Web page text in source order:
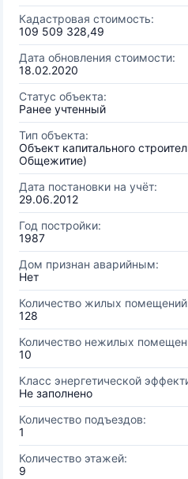
Кадастровая стоимость:
109 509 328,49
Дата обновления стоимости:
18.02.2020
Статус объекта:
Ранее учтенный
Тип объекта:
Объект капитального
Общежитие)
Дата постановки на учёт:
29.06.2012
Год постройки:
1987
Дом признан аварийным:
Нет
Количество жилых
128
Количество нежилых
10
Класс энергетической
Не заполнено
Количество подъездов:
1
Количество этажей:
9